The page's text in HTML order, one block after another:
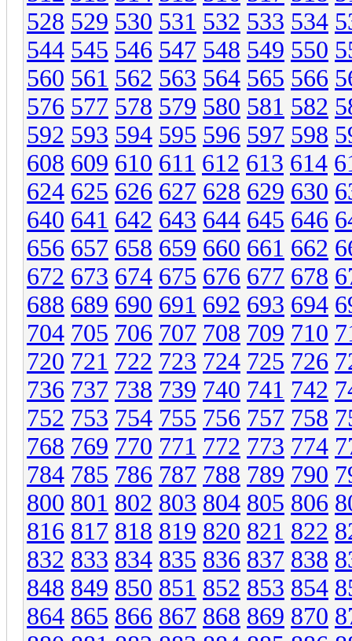
528 529 530 531 532 533 534
544 545 546 547 548 549 550
560 561 562 563 564 565 566
576 577 578 579 580 581 582
592 593 594 595 596 597 598
608 609 610 611 612 613 614
624 625 626 627 628 629 630
640 641 642 643 644 645 646
656 657 658 659 660 661 662
672 673 674 675 676 677 678
688 689 690 691 692 693 694
704 705 706 707 708 709 710
720 721 722 723 724 725 726
736 737 738 739 740 741 742
752 753 754 755 756 757 758
768 769 770 771 772 773 774
784 785 786 787 788 789 790
800 801 802 803 804 805 806
816 817 818 819 820 821 822
832 833 834 835 836 837 838
848 849 850 851 852 853 854
864 865 866 867 868 869 870